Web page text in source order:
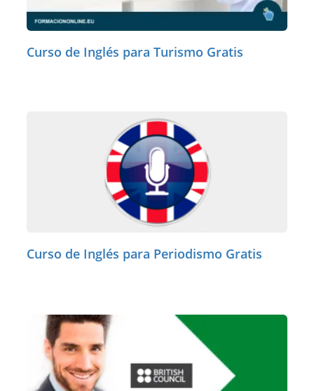
Curso de Inglés para Turismo Gratis
Curso de Inglés para Periodismo Gratis